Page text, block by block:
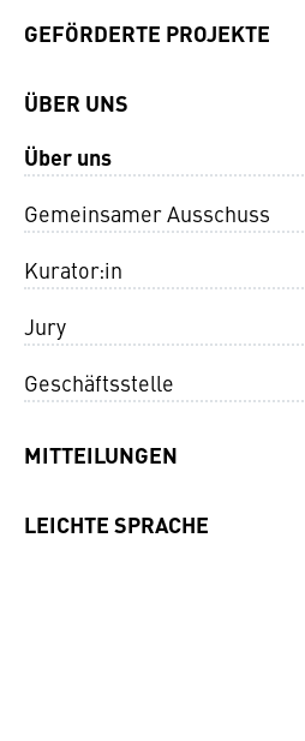
GEFÖRDERTE PROJEKTE
ÜBER UNS
Über uns
Gemeinsamer Ausschuss
Kurator:in
Jury
Geschäftsstelle
MITTEILUNGEN
LEICHTE SPRACHE